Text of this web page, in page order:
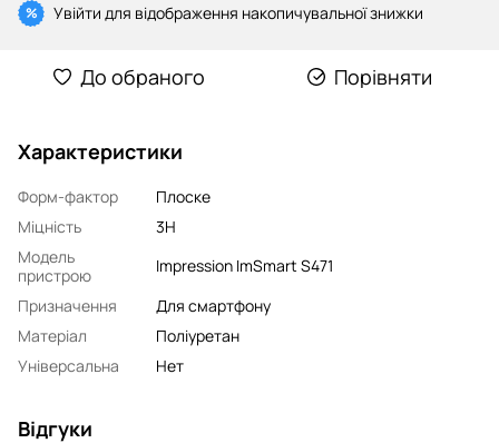
% Увійти для відображення накопичувальної знижки
До обраного Порівняти
Характеристики
Форм-фактор
Плоске
Міцність
3H
Модель
пристрою
Impression ImSmart S471
Призначення
Для смартфону
Матеріал
Поліуретан
Універсальна
Нет
Відгуки